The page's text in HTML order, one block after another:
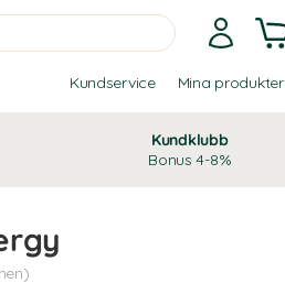
Kundservice Mina produkter
Kundklubb
Bonus 4-8%